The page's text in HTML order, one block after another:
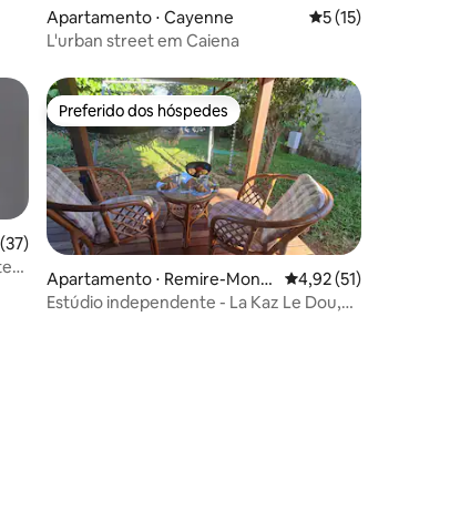
Apartamento ⋅ Cayenne 5 de uma
5 (15)
L'urban street em Caiena
uma avaliação média de 5, 37 avaliações
Preferido dos hóspedes
Preferido dos hóspedes
Apartamento ⋅ Remire-Montj
oly
4,92 de uma
4,92 (51)
Estúdio independente - La Kaz Le Dou,